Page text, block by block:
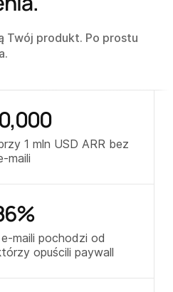
Twój produkt. Po prostu
,000
1 mln USD ARR bez
maili
%
maili pochodzi od
opuścili paywall